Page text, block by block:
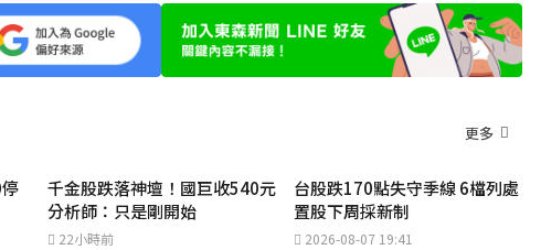
更多
千金股跌落神壇！國巨收540元
分析師：只是剛開始
22小時前
台股跌170點失守季線 6檔列處
置股下周採新制
2026-08-07 19:41